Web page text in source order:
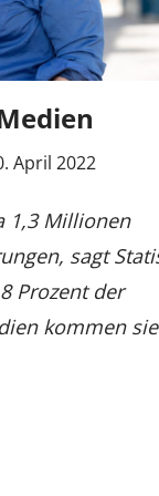
April 2022
1,3 Millionen
sagt
Prozent der
kommen sie